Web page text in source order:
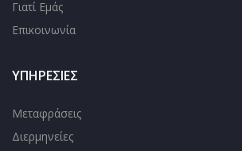
Γιατί Εμάς
Επικοινωνία
ΥΠΗΡΕΣΊΕΣ
Μεταφράσεις
Διερμηνείες